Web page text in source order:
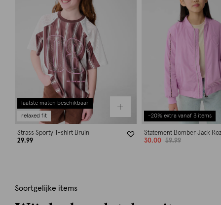
laatste maten beschikbaar
relaxed fit
Strass Sporty T-shirt Bruin
29.99
-20% extra vanaf 3 items
Statement Bomber Jack
30.00
59.99
Soortgelijke items